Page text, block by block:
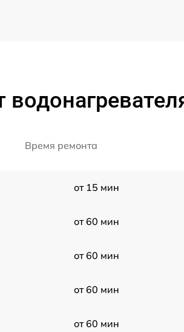
Время ремонта
от 15 мин
от 60 мин
от 60 мин
от 60 мин
от 60 мин